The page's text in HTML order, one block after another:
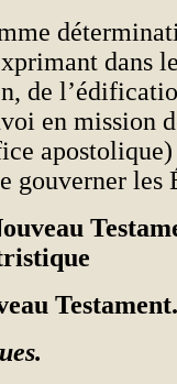
dans
de
en mission
gouverner les
Testament.